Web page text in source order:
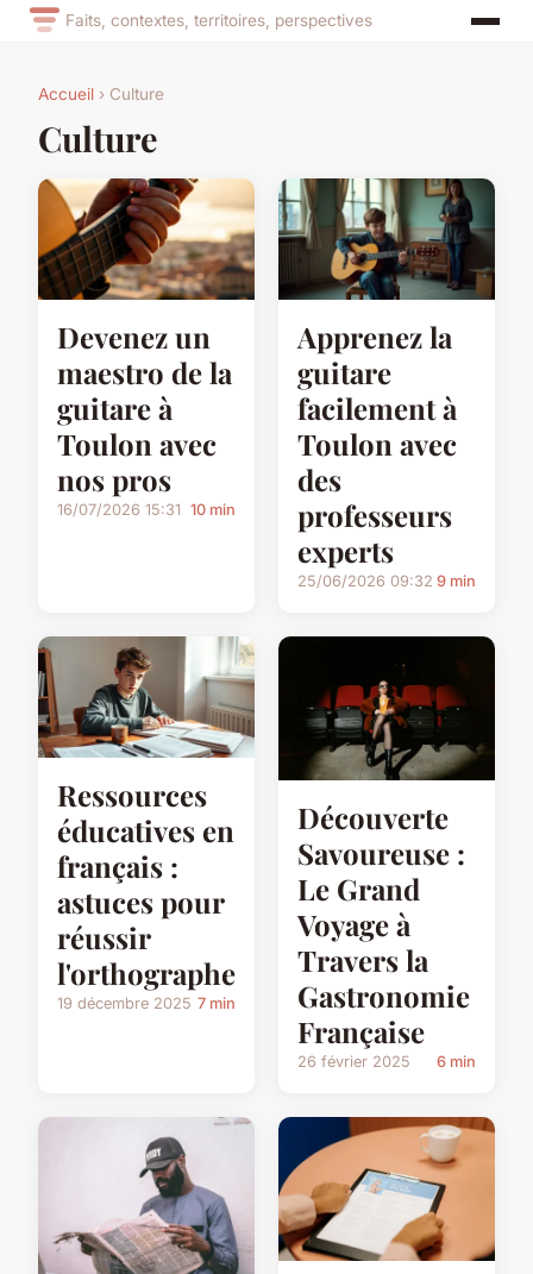
Faits, contextes, territoires, perspectives
Accueil › Culture
Culture
Devenez un
maestro de la
guitare à
Toulon avec
nos pros
16/07/2026 15:31 10 min
Apprenez la
guitare
facilement à
Toulon avec
des
professeurs
experts
25/06/2026 09:32 9 min
Ressources
éducatives en
français :
astuces pour
réussir
l'orthographe
19 décembre 2025 7 min
Découverte
Savoureuse :
Le Grand
Voyage à
Travers la
Gastronomie
Française
26 février 2025 6 min